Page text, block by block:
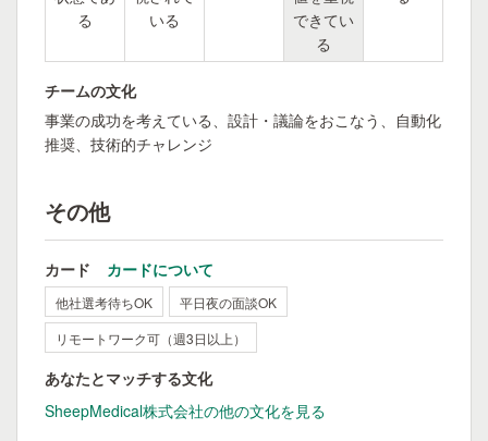
る
いる
できてい
る
チームの文化
事業の成功を考えている、設計・議論をおこなう、自動化
推奨、技術的チャレンジ
その他
カード カードについて
他社選考待ちOK
平日夜の面談OK
リモートワーク可（週3日以上）
あなたとマッチする文化
SheepMedical株式会社の他の文化を見る